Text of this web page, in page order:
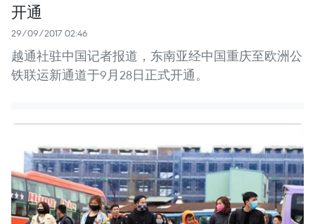
开通
29/09/2017 02:46
越通社驻中国记者报道，东南亚经中国重庆至欧洲公
铁联运新通道于9月28日正式开通。